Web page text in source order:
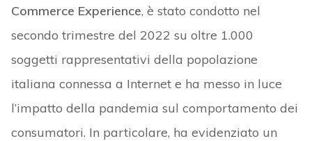
Commerce Experience, è stato condotto nel
secondo trimestre del 2022 su oltre 1.000
soggetti rappresentativi della popolazione
italiana connessa a Internet e ha messo in luce
l’impatto della pandemia sul comportamento dei
consumatori. In particolare, ha evidenziato un